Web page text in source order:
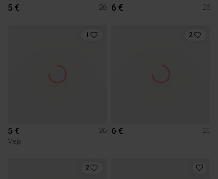
5 € 26 6 € 26
1
5 €
26
Veja
2
6 € 26
2